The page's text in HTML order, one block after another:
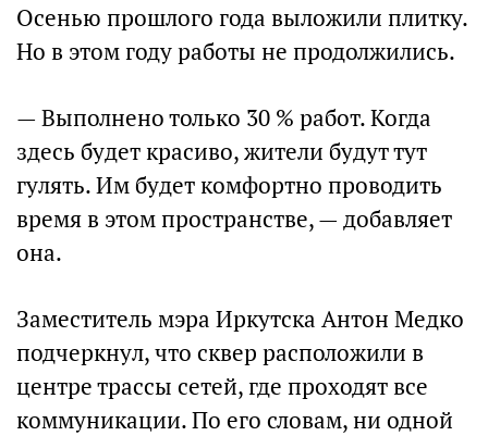
Осенью прошлого года выложили плитку.
Но в этом году работы не продолжились.
— Выполнено только 30 % работ. Когда
здесь будет красиво, жители будут тут
гулять. Им будет комфортно проводить
время в этом пространстве, — добавляет
она.
Заместитель мэра Иркутска Антон Медко
подчеркнул, что сквер расположили в
центре трассы сетей, где проходят все
коммуникации. По его словам, ни одной